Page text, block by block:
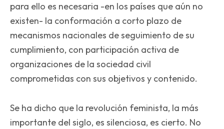
para ello es necesaria -en los países que aún no
existen- la conformación a corto plazo de
mecanismos nacionales de seguimiento de su
cumplimiento, con participación activa de
organizaciones de la sociedad civil
comprometidas con sus objetivos y contenido.
Se ha dicho que la revolución feminista, la más
importante del siglo, es silenciosa, es cierto. No